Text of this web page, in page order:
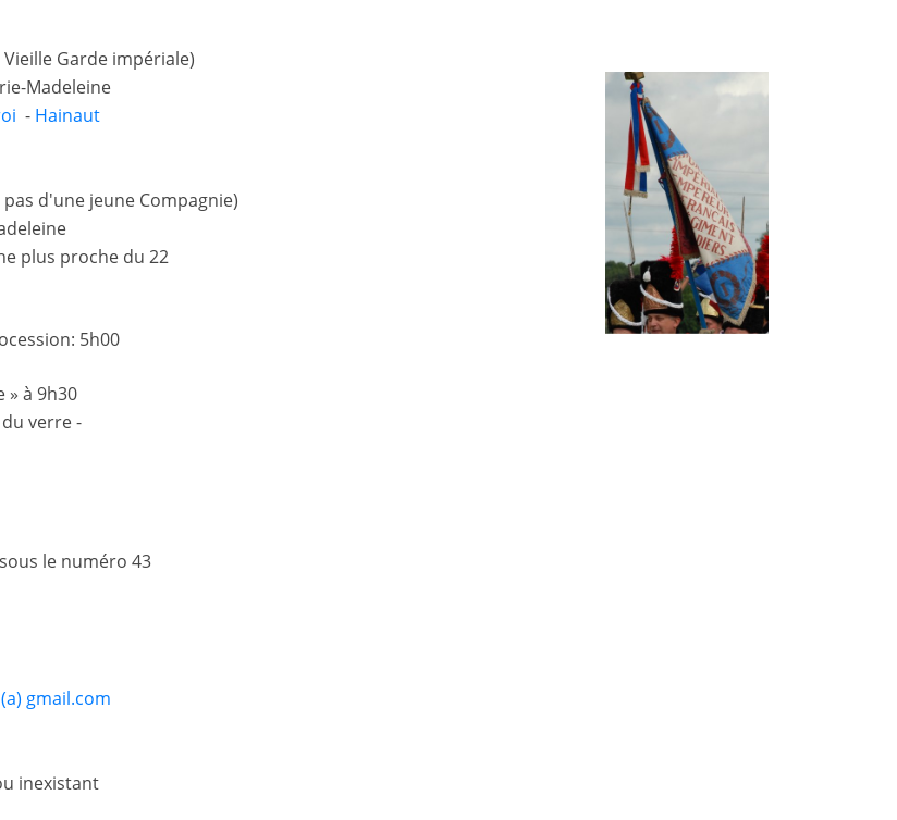
Vieille Garde impériale)
Madeleine
- Hainaut
d'une jeune Compagnie)
plus proche du 22
5h00
» à 9h30
du verre -
le numéro 43
gmail.com
inexistant